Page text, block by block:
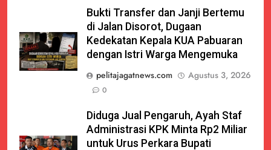
Bukti Transfer dan Janji Bertemu
di Jalan Disorot, Dugaan
Kedekatan Kepala KUA Pabuaran
dengan Istri Warga Mengemuka
pelitajagatnews.com
Agustus 3, 2026
0
Diduga Jual Pengaruh, Ayah Staf
Administrasi KPK Minta Rp2 Miliar
untuk Urus Perkara Bupati